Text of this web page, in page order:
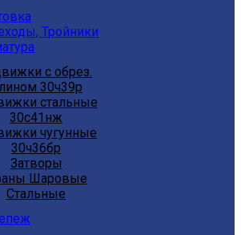
Тройники
с обрез.
30ч39р
стальные
30с41нж
чугунные
30ч36бр
Затворы
Шаровые
Стальные